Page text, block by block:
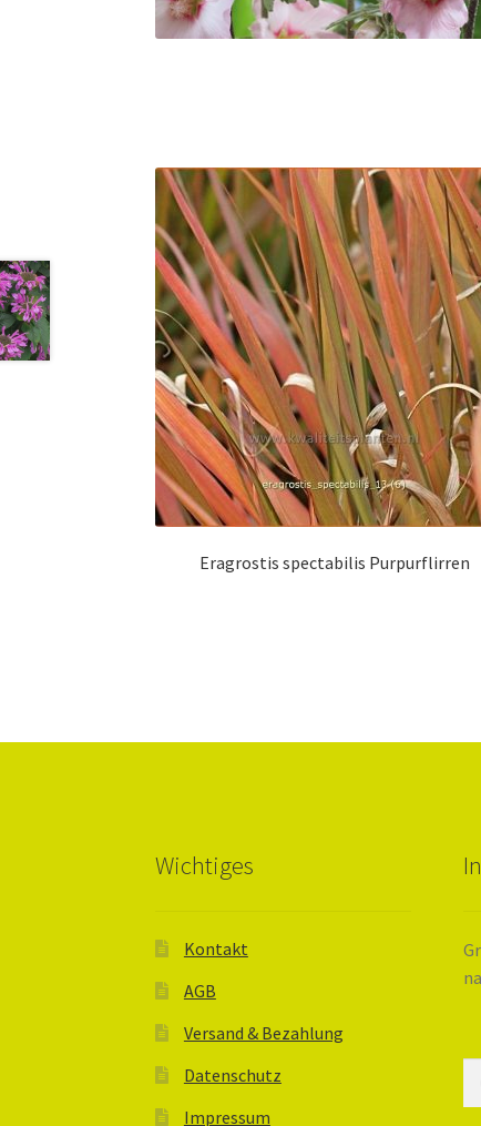
Eragrostis spectabilis Purpurflirren
Wichtiges
Kontakt
AGB
Versand & Bezahlung
Datenschutz
Impressum